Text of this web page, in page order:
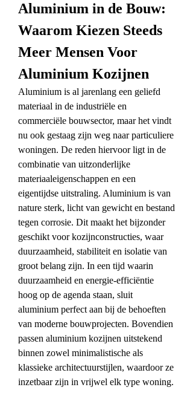
Aluminium in de Bouw:
Waarom Kiezen Steeds
Meer Mensen Voor
Aluminium Kozijnen
Aluminium is al jarenlang een geliefd
materiaal in de industriële en
commerciële bouwsector, maar het vindt
nu ook gestaag zijn weg naar particuliere
woningen. De reden hiervoor ligt in de
combinatie van uitzonderlijke
materiaaleigenschappen en een
eigentijdse uitstraling. Aluminium is van
nature sterk, licht van gewicht en bestand
tegen corrosie. Dit maakt het bijzonder
geschikt voor kozijnconstructies, waar
duurzaamheid, stabiliteit en isolatie van
groot belang zijn. In een tijd waarin
duurzaamheid en energie-efficiëntie
hoog op de agenda staan, sluit
aluminium perfect aan bij de behoeften
van moderne bouwprojecten. Bovendien
passen aluminium kozijnen uitstekend
binnen zowel minimalistische als
klassieke architectuurstijlen, waardoor ze
inzetbaar zijn in vrijwel elk type woning.